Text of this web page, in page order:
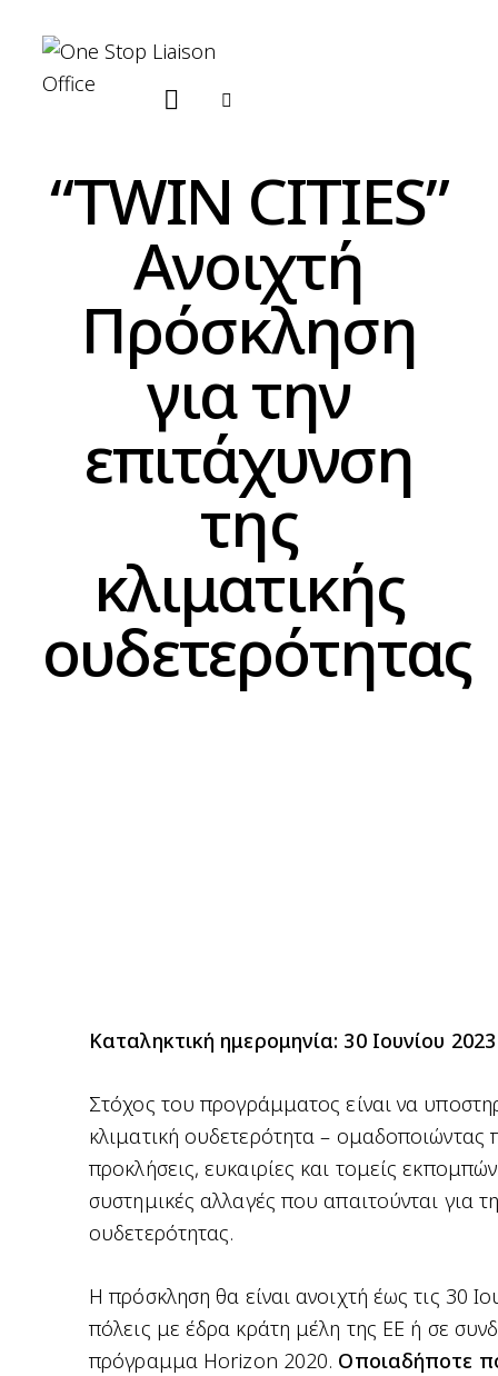
“TWIN CITIES”
Ανοιχτή
Πρόσκληση
για την
επιτάχυνση
της
κλιματικής
ουδετερότητας
Καταληκτική ημερομηνία: 30 Ιουνίου 2023
Στόχος του προγράμματος είναι να
κλιματική ουδετερότητα –
προκλήσεις, ευκαιρίες και τομείς
συστημικές αλλαγές που απαιτούνται για
ουδετερότητας.
Η πρόσκληση θα είναι ανοιχτή έως τις 30
πόλεις με έδρα κράτη μέλη της ΕΕ ή σε
πρόγραμμα Horizon 2020. Οποιαδήποτε